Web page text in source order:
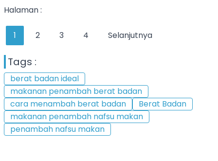
Halaman :
1 2 3 4 Selanjutnya
Tags :
berat badan ideal
makanan penambah berat badan
cara menambah berat badan
Berat Badan
makanan penambah nafsu makan
penambah nafsu makan